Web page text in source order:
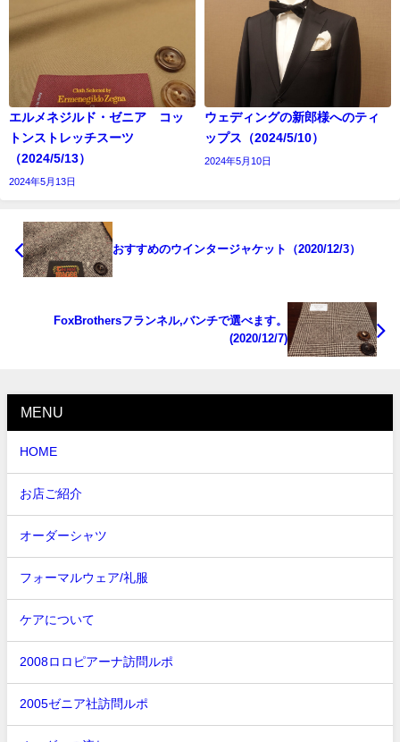
エルメネジルド・ゼニア コッ
トンストレッチスーツ
（2024/5/13）
2024年5月13日
ウェディングの新郎様へのティ
ップス（2024/5/10）
2024年5月10日
おすすめのウインタージャケット（2020/12/3）
FoxBrothersフランネル,バンチで選べます。
(2020/12/7)
MENU
HOME
お店ご紹介
オーダーシャツ
フォーマルウェア/礼服
ケアについて
2008ロロピアーナ訪問ルポ
2005ゼニア社訪問ルポ